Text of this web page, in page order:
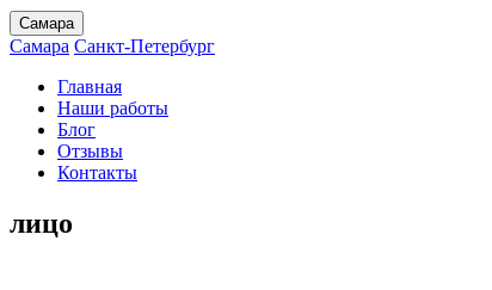
Самара
Самара Санкт-Петербург
Главная
Наши работы
Блог
Отзывы
Контакты
лицо